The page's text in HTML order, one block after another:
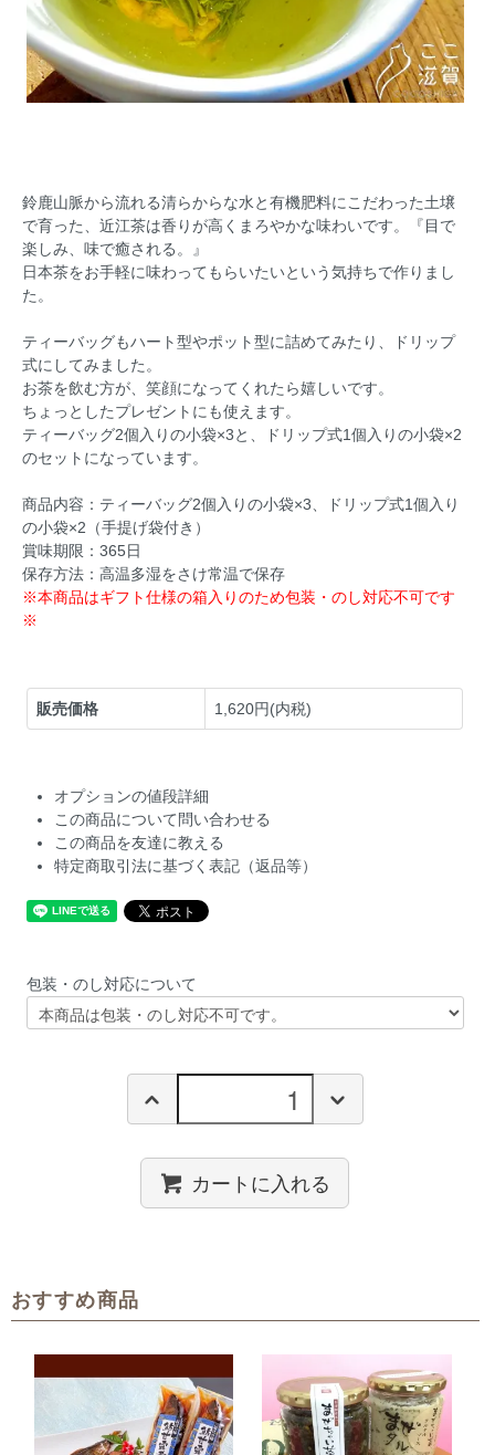
鈴鹿山脈から流れる清らからな水と有機肥料にこだわった土壌
で育った、近江茶は香りが高くまろやかな味わいです。『目で
楽しみ、味で癒される。』
日本茶をお手軽に味わってもらいたいという気持ちで作りまし
た。
ティーバッグもハート型やポット型に詰めてみたり、ドリップ
式にしてみました。
お茶を飲む方が、笑顔になってくれたら嬉しいです。
ちょっとしたプレゼントにも使えます。
ティーバッグ2個入りの小袋×3と、ドリップ式1個入りの小袋×2
のセットになっています。
商品内容：ティーバッグ2個入りの小袋×3、ドリップ式1個入り
の小袋×2（手提げ袋付き）
賞味期限：365日
保存方法：高温多湿をさけ常温で保存
※本商品はギフト仕様の箱入りのため包装・のし対応不可です
※
販売価格 1,620円(内税)
オプションの値段詳細
この商品について問い合わせる
この商品を友達に教える
特定商取引法に基づく表記（返品等）
包装・のし対応について
カートに入れる
おすすめ商品